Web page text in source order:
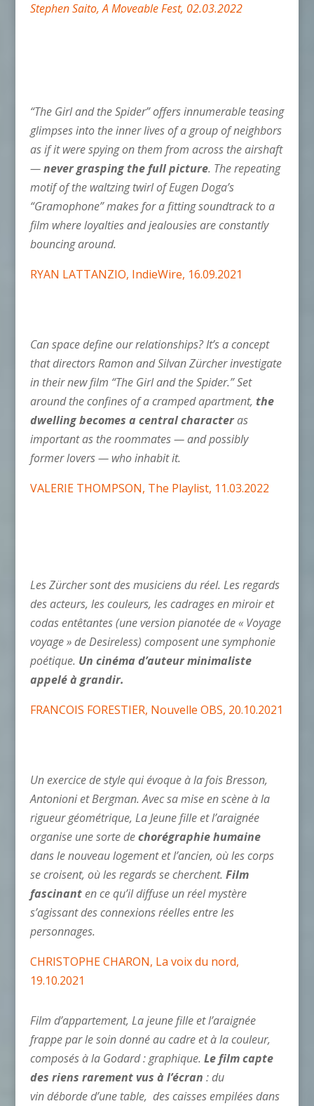
Stephen Saito, A Moveable Fest, 02.03.2022
“The Girl and the Spider” offers innumerable teasing
glimpses into the inner lives of a group of neighbors
as if it were spying on them from across the airshaft
—never grasping the full picture. The repeating
motif of the waltzing twirl of Eugen Doga’s
“Gramophone” makes for a fitting soundtrack to a
film where loyalties and jealousies are constantly
bouncing around.
RYAN LATTANZIO, IndieWire, 16.09.2021
Can space define our relationships? It’s a concept
that directors Ramon and Silvan Zürcher investigate
in their new film “The Girl and the Spider.” Set
around the confines of a cramped apartment, the
dwelling becomes a central characteras
important as the roommates — and possibly
former lovers — who inhabit it.
VALERIE THOMPSON, The Playlist, 11.03.2022
Les Zürcher sont des musiciens du réel. Les regards
des acteurs, les couleurs, les cadrages en miroir et
codas entêtantes (une version pianotée de « Voyage
voyage » de Desireless) composent une symphonie
poétique. Un cinéma d’auteur minimaliste
appelé à grandir.
FRANCOIS FORESTIER, Nouvelle OBS, 20.10.2021
Un exercice de style qui évoque à la fois Bresson,
Antonioni et Bergman. Avec sa mise en scène à la
rigueur géométrique, La Jeune fille et l’araignée
organise une sorte dechorégraphie humaine
dans le nouveau logement et l’ancien, où les corps
se croisent, où les regards se cherchent. Film
fascinanten ce qu’il diffuse un réel mystère
s’agissant des connexions réelles entre les
personnages.
CHRISTOPHE CHARON, La voix du nord,
19.10.2021
Film d’appartement, La jeune fille et l’araignée
frappe par le soin donné au cadre et à la couleur,
composés à la Godard : graphique. Le film capte
des riens rarement vus à l’écran : du
vin déborde d’une table, des caisses empilées dans